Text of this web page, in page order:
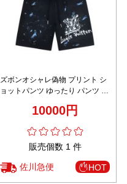
ズボンオシャレ偽物 プリント シ
ョットパンツ ゆったり パンツ カ
10000円
販売個数 1 件
佐川急便 HOT